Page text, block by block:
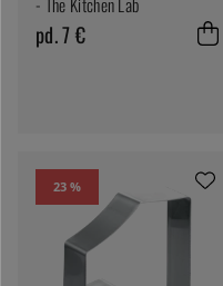
pd. 7 €
23 %